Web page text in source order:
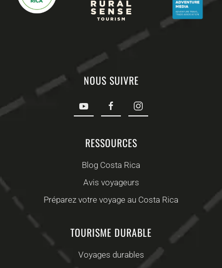
NOUS SUIVRE
RESSOURCES
Blog Costa Rica
Avis voyageurs
Préparez votre voyage au Costa Rica
TOURISME DURABLE
Voyages durables